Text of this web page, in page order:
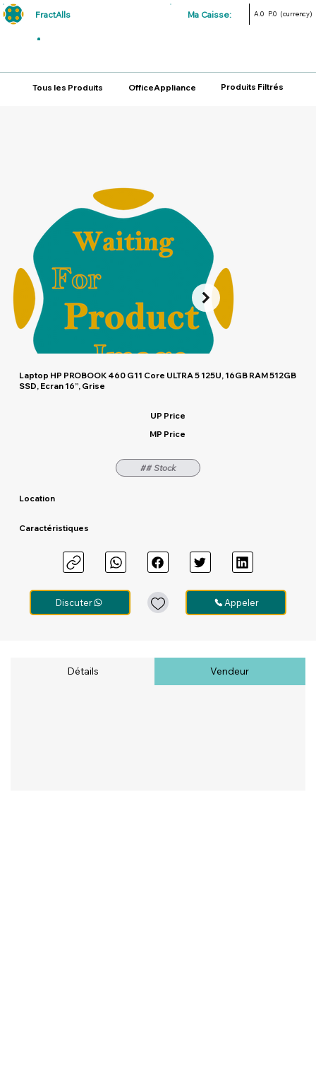
FractAlls Ma Caisse: A.0 P.0 (currency)
Tous les Produits OfficeAppliance Produits Filtrés
Laptop HP PROBOOK 460 G11 Core ULTRA 5 125U, 16GB RAM 512GB
SSD, Ecran 16”, Grise
UP Price
MP Price
## Stock
Location
Caractéristiques
Discuter Appeler
Détails Vendeur